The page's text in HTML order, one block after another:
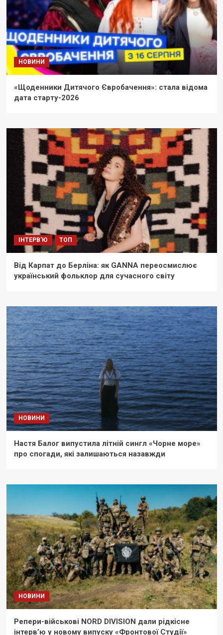
НОВИНИ
«Щоденники Дитячого Євробачення»: стала відома
дата старту-2026
ІНТЕРВ'Ю ТОП
Від Карпат до Берліна: як GANNA переосмислює
український фольклор для сучасного світу
НОВИНИ
Настя Балог випустила літній сингл «Чорне море»
про спогади, які залишаються назавжди
НОВИНИ
Репери-військові NORD DIVISION дали рідкісне
інтерв’ю у новому випуску «Фронтової Студії»